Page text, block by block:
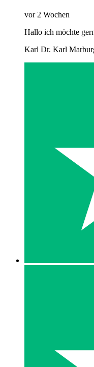
vor 2 Wochen
Hallo ich möchte
Karl Dr. Karl